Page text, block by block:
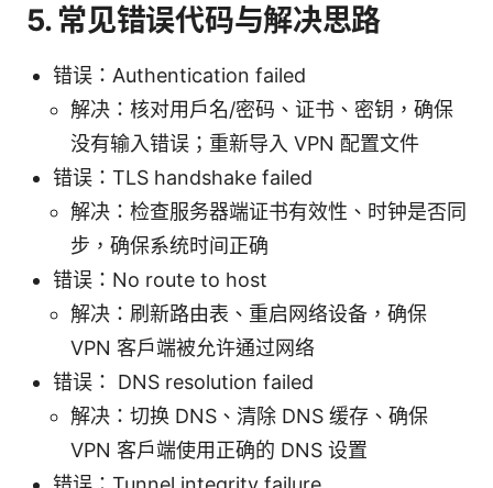
5. 常见错误代码与解决思路
错误：Authentication failed
解决：核对用户名/密码、证书、密钥，确保
没有输入错误；重新导入 VPN 配置文件
错误：TLS handshake failed
解决：检查服务器端证书有效性、时钟是否同
步，确保系统时间正确
错误：No route to host
解决：刷新路由表、重启网络设备，确保
VPN 客户端被允许通过网络
错误： DNS resolution failed
解决：切换 DNS、清除 DNS 缓存、确保
VPN 客户端使用正确的 DNS 设置